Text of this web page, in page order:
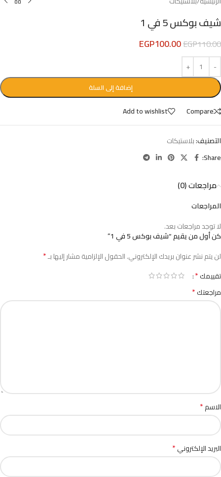
شيف بوكس 5 في 1
EGP110.00
EGP100.00
إضافة إلى السلة
Compare
Add to wishlist
التصنيف:بلاستيكات
Share:
مراجعات (0)
المراجعات
لا توجد مراجعات بعد.
كن أول من يقيم “شيف بوكس 5 في 1”
لن يتم نشر عنوان بريدك الإلكتروني.الحقول الإلزامية مشار إليها بـ*
تقييمك*
مراجعتك*
الاسم*
البريد الإلكتروني*